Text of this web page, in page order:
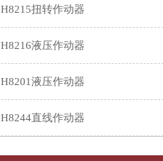
H8215扭转作动器
H8216液压作动器
H8201液压作动器
H8244直线作动器